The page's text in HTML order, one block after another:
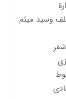
وسید میثم